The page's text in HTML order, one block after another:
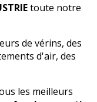
toute notre
de vérins, des
d'air, des
les meilleurs